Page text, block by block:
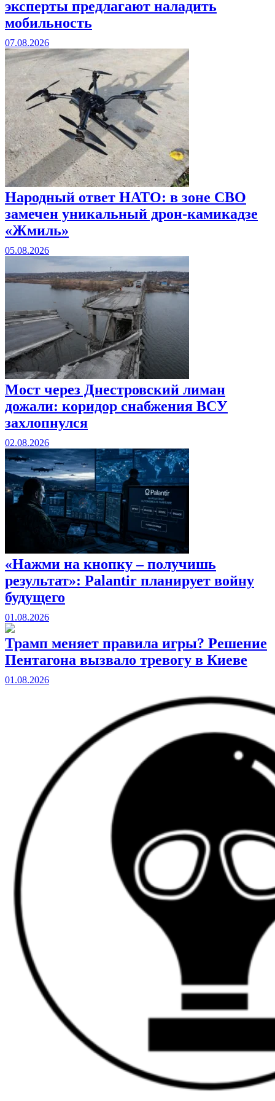
эксперты предлагают наладить
мобильность
07.08.2026
Народный ответ НАТО: в зоне СВО
замечен уникальный дрон-камикадзе
«Жмиль»
05.08.2026
Мост через Днестровский лиман
дожали: коридор снабжения ВСУ
захлопнулся
02.08.2026
«Нажми на кнопку – получишь
результат»: Palantir планирует войну
будущего
01.08.2026
Трамп меняет правила игры? Решение
Пентагона вызвало тревогу в Киеве
01.08.2026